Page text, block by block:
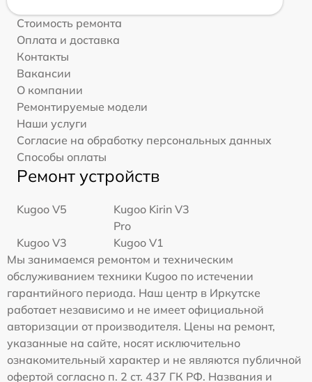
Стоимость ремонта
Оплата и доставка
Контакты
Вакансии
О компании
Ремонтируемые модели
Наши услуги
Согласие на обработку персональных данных
Способы оплаты
Ремонт устройств
Kugoo V5
Kugoo Kirin V3
Pro
Kugoo V3
Kugoo V1
Мы занимаемся ремонтом и техническим
обслуживанием техники Kugoo по истечении
гарантийного периода. Наш центр в Иркутске
работает независимо и не имеет официальной
авторизации от производителя. Цены на ремонт,
указанные на сайте, носят исключительно
ознакомительный характер и не являются публичной
офертой согласно п. 2 ст. 437 ГК РФ. Названия и